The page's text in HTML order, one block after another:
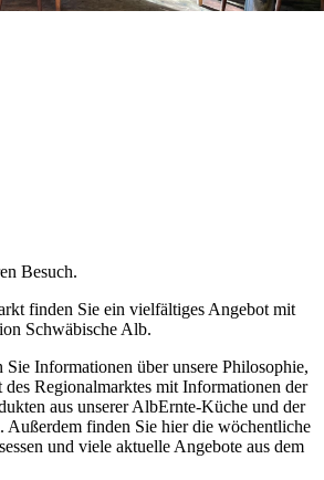
Besuch.
finden Sie ein vielfältiges Angebot mit
Schwäbische Alb.
Sie Informationen über unsere Philosophie,
Regionalmarktes mit Informationen der
aus unserer AlbErnte-Küche und der
Außerdem finden Sie hier die wöchentliche
und viele aktuelle Angebote aus dem